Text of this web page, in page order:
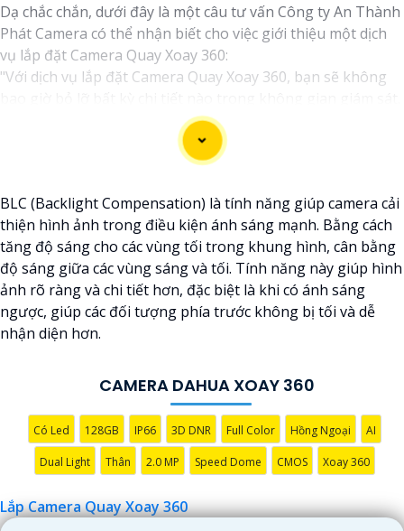
Dạ chắc chắn, dưới đây là một câu tư vấn Công ty An Thành
Phát Camera có thể nhận biết cho việc giới thiệu một dịch
vụ lắp đặt Camera Quay Xoay 360:
"Với dịch vụ lắp đặt Camera Quay Xoay 360, bạn sẽ không
Hệ thống camera hiện đại này cho phép quay xoay 360 độ,
giúp ghi lại mọi góc cạnh và hành động trong ngôi nhà, văn
phòng hay cửa hàng của bạn một cách tự động và hiệu quả.
trường của bạn, hãy liên hệ với chúng tôi ngay hôm nay để
biết thêm thông tin chi tiết và được tư vấn miễn phí."
Hy vọng câu này sẽ giúp bạn trong việc giới thiệu dịch vụ
lắp đặt Camera Quay Xoay 360. Nếu bạn cần thêm sự hỗ trợ
hoặc tư vấn khác, đừng ngần ngại để lại câu hỏi!
'
BLC (Backlight Compensation) là tính năng giúp camera cải
thiện hình ảnh trong điều kiện ánh sáng mạnh. Bằng cách
tăng độ sáng cho các vùng tối trong khung hình, cân bằng
độ sáng giữa các vùng sáng và tối. Tính năng này giúp hình
ảnh rõ ràng và chi tiết hơn, đặc biệt là khi có ánh sáng
ngược, giúp các đối tượng phía trước không bị tối và dễ
nhận diện hơn.
CAMERA DAHUA XOAY 360
Có Led 128GB IP66 3D DNR Full Color Hồng Ngoại AI
Dual Light Thân 2.0 MP Speed Dome CMOS Xoay 360
Lắp Camera Quay Xoay 360